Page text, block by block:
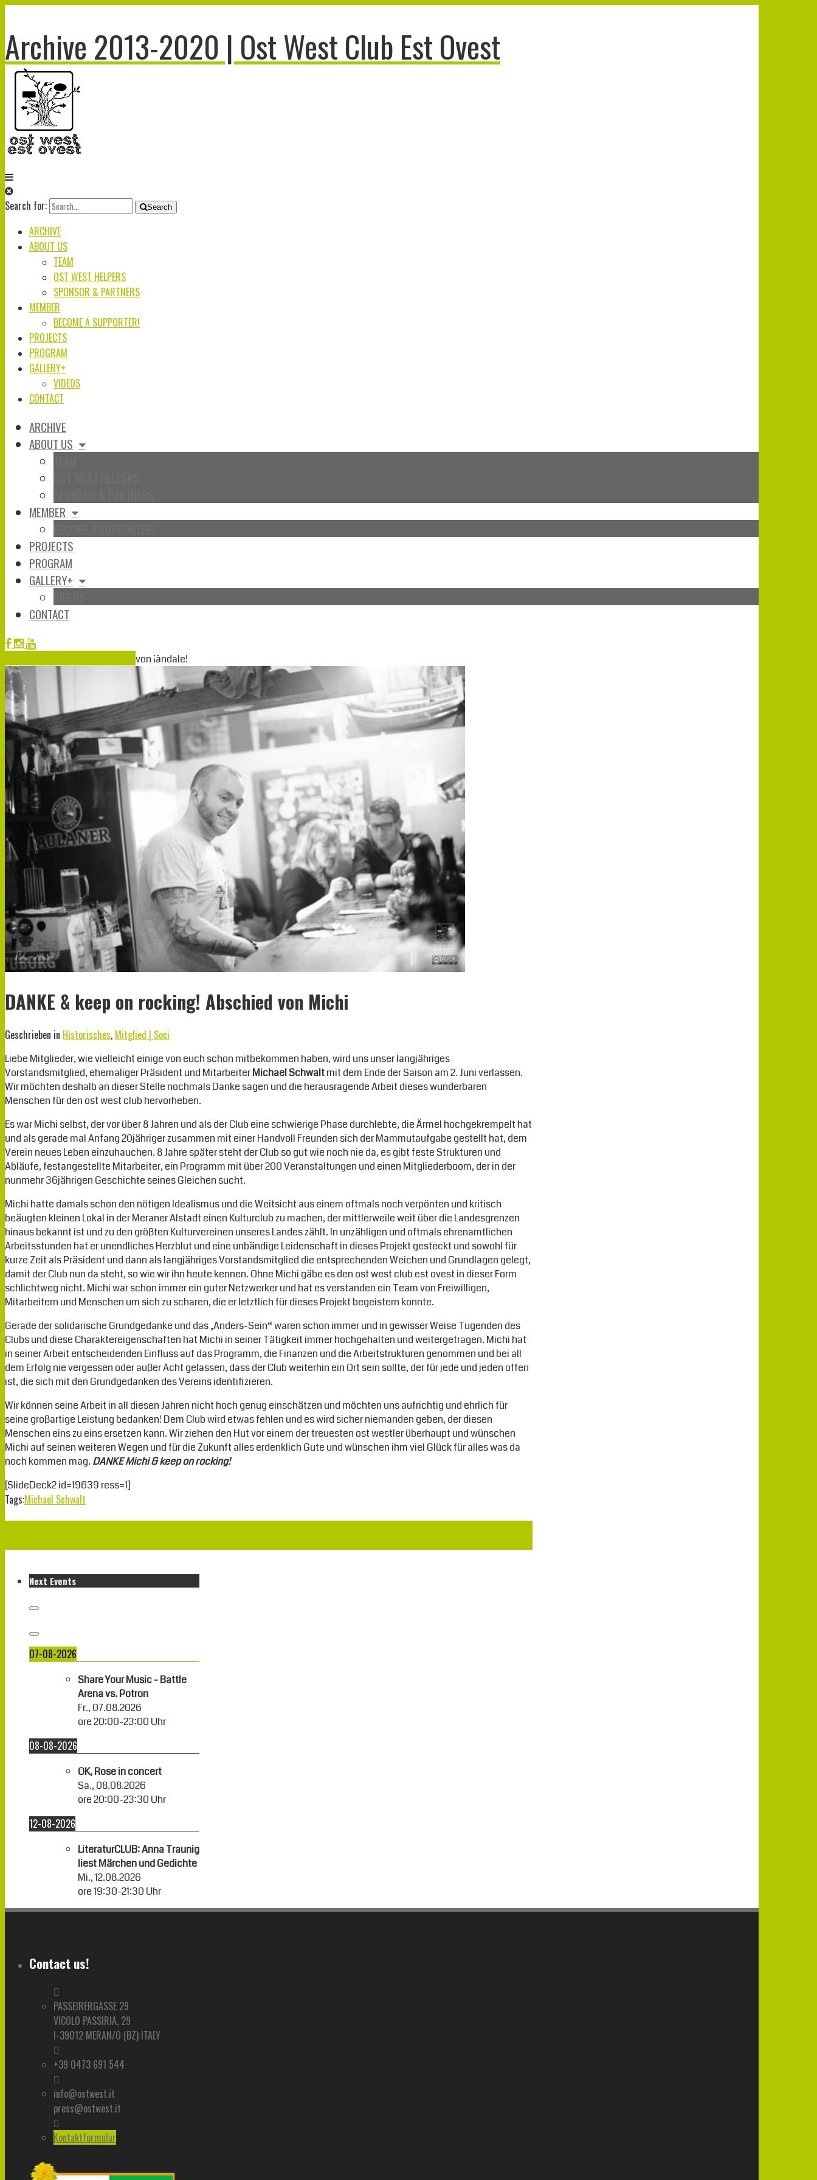
Archive 2013-2020 | Ost West Club Est Ovest
Search for: Search
ARCHIVE
ABOUT US
TEAM
OST WEST HELPERS
SPONSOR & PARTNERS
MEMBER
BECOME A SUPPORTER!
PROJECTS
PROGRAM
GALLERY+
VIDEOS
CONTACT
ARCHIVE
ABOUT US
MEMBER
PROJECTS
PROGRAM
GALLERY+
CONTACT
von ¡àndale!
DANKE & keep on rocking! Abschied von Michi
Geschrieben in Historisches, Mitglied | Soci
Liebe Mitglieder, wie vielleicht einige von euch schon mitbekommen haben, wird uns unser langjähriges
Vorstandsmitglied, ehemaliger Präsident und MitarbeiterMichael Schwaltmit dem Ende der Saison am 2. Juni verlassen.
Wir möchten deshalb an dieser Stelle nochmals Danke sagen und die herausragende Arbeit dieses wunderbaren
Menschen für den ost west club hervorheben.
Es war Michi selbst, der vor über 8 Jahren und als der Club eine schwierige Phase durchlebte, die Ärmel hochgekrempelt hat
und als gerade mal Anfang 20jähriger zusammen mit einer Handvoll Freunden sich der Mammutaufgabe gestellt hat, dem
Verein neues Leben einzuhauchen. 8 Jahre später steht der Club so gut wie noch nie da, es gibt feste Strukturen und
Abläufe, festangestellte Mitarbeiter, ein Programm mit über 200 Veranstaltungen und einen Mitgliederboom, der in der
nunmehr 36jährigen Geschichte seines Gleichen sucht.
Michi hatte damals schon den nötigen Idealismus und die Weitsicht aus einem oftmals noch verpönten und kritisch
beäugten kleinen Lokal in der Meraner Alstadt einen Kulturclub zu machen, der mittlerweile weit über die Landesgrenzen
hinaus bekannt ist und zu den größten Kulturvereinen unseres Landes zählt. In unzähligen und oftmals ehrenamtlichen
Arbeitsstunden hat er unendliches Herzblut und eine unbändige Leidenschaft in dieses Projekt gesteckt und sowohl für
kurze Zeit als Präsident und dann als langjähriges Vorstandsmitglied die entsprechenden Weichen und Grundlagen gelegt,
damit der Club nun da steht, so wie wir ihn heute kennen. Ohne Michi gäbe es den ost west club est ovest in dieser Form
schlichtweg nicht. Michi war schon immer ein guter Netzwerker und hat es verstanden ein Team von Freiwilligen,
Mitarbeitern und Menschen um sich zu scharen, die er letztlich für dieses Projekt begeistern konnte.
Gerade der solidarische Grundgedanke und das „Anders-Sein“ waren schon immer und in gewisser Weise Tugenden des
Clubs und diese Charaktereigenschaften hat Michi in seiner Tätigkeit immer hochgehalten und weitergetragen. Michi hat
in seiner Arbeit entscheidenden Einfluss auf das Programm, die Finanzen und die Arbeitstrukturen genommen und bei all
dem Erfolg nie vergessen oder außer Acht gelassen, dass der Club weiterhin ein Ort sein sollte, der für jede und jeden offen
ist, die sich mit den Grundgedanken des Vereins identifizieren.
Wir können seine Arbeit in all diesen Jahren nicht hoch genug einschätzen und möchten uns aufrichtig und ehrlich für
seine großartige Leistung bedanken! Dem Club wird etwas fehlen und es wird sicher niemanden geben, der diesen
Menschen eins zu eins ersetzen kann. Wir ziehen den Hut vor einem der treuesten ost westler überhaupt und wünschen
Michi auf seinen weiteren Wegen und für die Zukunft alles erdenklich Gute und wünschen ihm viel Glück für alles was da
noch kommen mag. DANKE Michi & keep on rocking!
[SlideDeck2 id=19639 ress=1]
Tags:Michael Schwalt
Next Events
07-08-2026
Share Your Music - Battle
Arena vs. Potron
Fr., 07.08.2026
ore20:00-23:00 Uhr
08-08-2026
OK, Rose in concert
Sa., 08.08.2026
ore20:00-23:30 Uhr
12-08-2026
LiteraturCLUB: Anna Traunig
liest Märchen und Gedichte
Mi., 12.08.2026
ore19:30-21:30 Uhr
Contact us!
PASSEIRERGASSE 29
VICOLO PASSIRIA, 29
I-39012 MERAN/O (BZ) ITALY
+39 0473 691 544
info@ostwest.it
press@ostwest.it
Kontaktformular